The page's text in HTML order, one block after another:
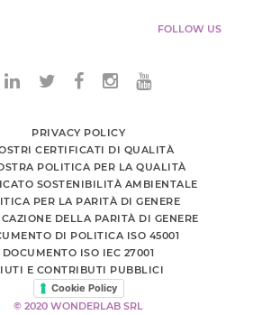
FOLLOW US
PRIVACY POLICY
CERTIFICATI DI QUALITÀ
POLITICA PER LA QUALITÀ
SOSTENIBILITÀ AMBIENTALE
PER LA PARITÀ DI GENERE
DELLA PARITÀ DI GENERE
DI POLITICA ISO 45001
DOCUMENTO ISO IEC 27001
E CONTRIBUTI PUBBLICI
Cookie Policy
© 2020 WONDERLAB SRL